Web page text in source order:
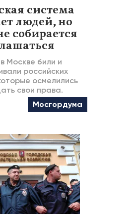
система
людей, но
собирается
Москве били и
российских
осмелились
свои права.
Мосгордума